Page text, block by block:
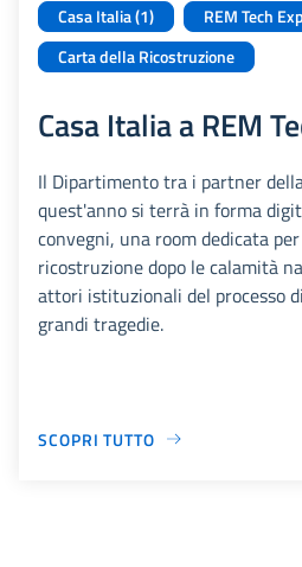
Casa Italia (1)
REM Tech
Carta della Ricostruzione
Casa Italia a REM
Il Dipartimento tra i partner
quest'anno si terrà in forma
convegni, una room dedicata
ricostruzione dopo le calamità
attori istituzionali del processo
grandi tragedie.
SCOPRI TUTTO